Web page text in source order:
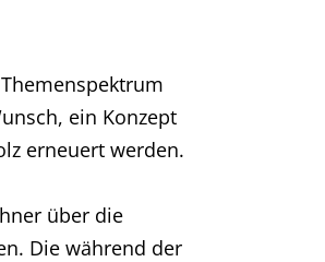
ein Konzept
erneuert werden.
über die
Die während der